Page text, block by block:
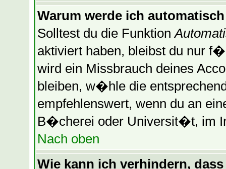
Warum werde ich
Solltest du die Funktion
aktiviert haben, bleibst du nur
wird ein Missbrauch deines
bleiben, w�hle die
empfehlenswert, wenn du an
B�cherei oder Universit�t, im
Nach oben
Wie kann ich verhindern,